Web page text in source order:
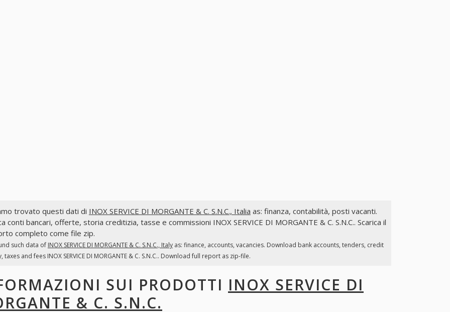
trovato questi dati di INOX SERVICE DI MORGANTE & C. S.N.C., Italia as: finanza, contabilità, posti vacanti.
conti bancari, offerte, storia creditizia, tasse e commissioni INOX SERVICE DI MORGANTE & C. S.N.C.. Scarica il
completo come file zip.
such data of INOX SERVICE DI MORGANTE & C. S.N.C., Italyas: finance, accounts, vacancies. Download bank accounts, tenders, credit
taxes and fees INOX SERVICE DI MORGANTE & C. S.N.C.. Download full report as zip-file.
SUI PRODOTTI INOX SERVICE DI
& C. S.N.C.